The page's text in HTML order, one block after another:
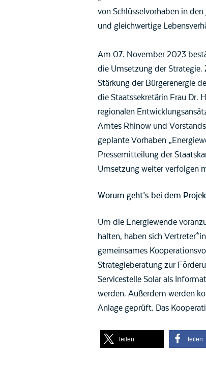
von Schlüsselvorhaben in
und gleichwertige
Am 07. November 2023
die Umsetzung der Strategie.
Stärkung der Bürgerenergie
die Staatssekretärin Frau Dr.
regionalen
Amtes Rhinow und
geplante Vorhaben
Pressemitteilung der
Umsetzung weiter verfolgen
Worum geht’s bei dem
Um die Energiewende
halten, haben sich
gemeinsames
Strategieberatung zur
Servicestelle Solar als
werden. Außerdem werden
Anlage geprüft. Das
teilen teilen